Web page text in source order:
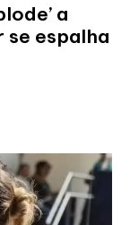
a
se espalha